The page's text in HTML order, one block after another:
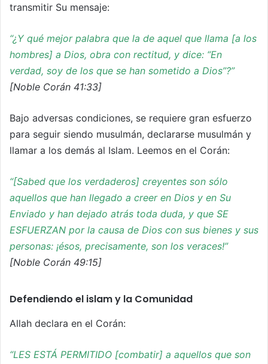
transmitir Su mensaje:
“¿Y qué mejor palabra que la de aquel que llama [a los
hombres] a Dios, obra con rectitud, y dice: “En
verdad, soy de los que se han sometido a Dios”?”
[Noble Corán 41:33]
Bajo adversas condiciones, se requiere gran esfuerzo
para seguir siendo musulmán, declararse musulmán y
llamar a los demás al Islam. Leemos en el Corán:
“[Sabed que los verdaderos] creyentes son sólo
aquellos que han llegado a creer en Dios y en Su
Enviado y han dejado atrás toda duda, y que SE
ESFUERZAN por la causa de Dios con sus bienes y sus
personas: ¡ésos, precisamente, son los veraces!”
[Noble Corán 49:15]
Defendiendo el islam y la Comunidad
Allah declara en el Corán:
“LES ESTÁ PERMITIDO [combatir] a aquellos que son